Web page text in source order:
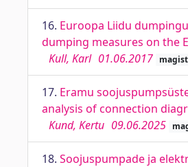
16. Euroopa Liidu
dumping measures on the
Kull, Karl 01.06.2017
17. Eramu
analysis of connection
Kund, Kertu 09.06.2025
18. Soojuspumpade ja